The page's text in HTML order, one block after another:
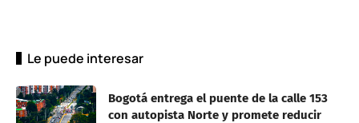
Le puede interesar
Bogotá entrega el puente de la calle 153
con autopista Norte y promete reducir